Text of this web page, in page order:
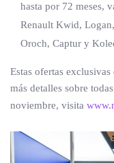
hasta por 72 meses,
Renault Kwid,
Oroch, Captur y
Estas ofertas
más detalles sobre
noviembre, visita